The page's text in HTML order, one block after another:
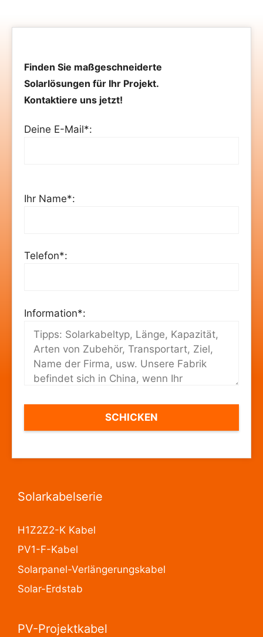
Finden Sie maßgeschneiderte
Solarlösungen für Ihr Projekt.
Kontaktiere uns jetzt!
Deine E-Mail*:
Ihr Name*:
Telefon*:
Information*:
Solarkabelserie
H1Z2Z2-K Kabel
PV1-F-Kabel
Solarpanel-Verlängerungskabel
Solar-Erdstab
PV-Projektkabel